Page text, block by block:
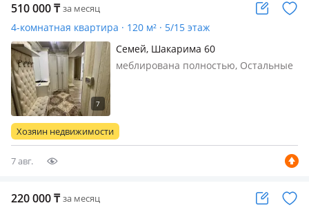
510 000₸ за месяц
4-комнатная квартира · 120 м² · 5/15 этаж
Семей, Шакарима 60
меблирована полностью, Остальные
Хозяин недвижимости
7 авг.
220 000₸ за месяц